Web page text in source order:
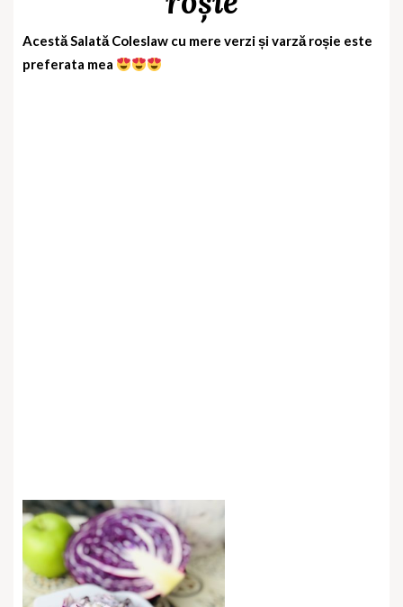
AcestăSalată Coleslaw cu mere verzi și varză roșie este
preferata mea